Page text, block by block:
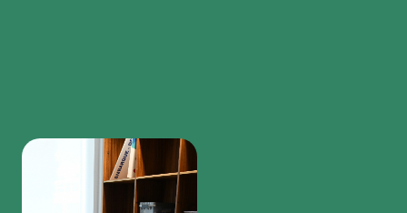
Region
featured